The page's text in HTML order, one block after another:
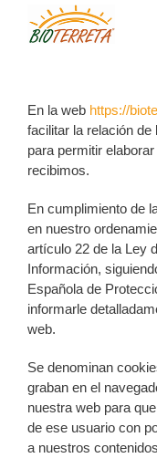
En la web https://
facilitar la relación
para permitir
recibimos.
En cumplimiento de
en nuestro
artículo 22 de la Ley
Información,
Española de
informarle
web.
Se denominan
graban en el
nuestra web para
de ese usuario con
a nuestros